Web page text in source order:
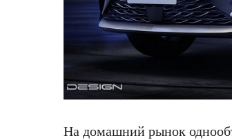
На домашний рынок